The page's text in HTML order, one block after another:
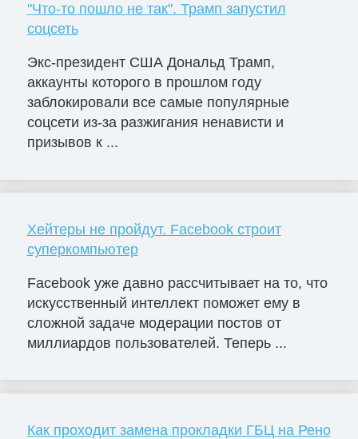
"Что-то пошло не так". Трамп запустил
соцсеть
Экс-президент США Дональд Трамп,
аккаунты которого в прошлом году
заблокировали все самые популярные
соцсети из-за разжигания ненависти и
призывов к ...
Хейтеры не пройдут. Facebook строит
суперкомпьютер
Facebook уже давно рассчитывает на то, что
искусственный интеллект поможет ему в
сложной задаче модерации постов от
миллиардов пользователей. Теперь ...
Как проходит замена прокладки ГБЦ на Рено